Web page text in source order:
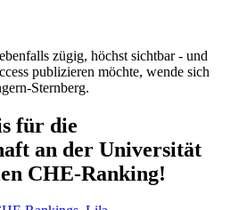
zügig, höchst sichtbar - und
publizieren möchte, wende sich
Sternberg.
für die
an der Universität
CHE-Ranking!